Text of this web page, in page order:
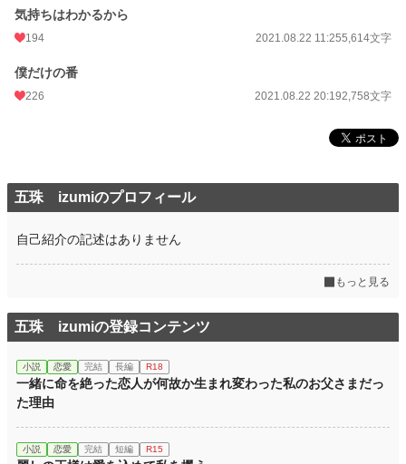
週間ポイント 892 pt (9,764 位)
月間ポイント
年間ポイント
累計ポイント
気持ちはわかるから
194 2021.08.22 11:255,614文字
僕だけの番
226 2021.08.22 20:192,758文字
五珠 izumiのプロフィール
自己紹介の記述はありません
もっと見る
五珠 izumiの登録コンテンツ
小説 恋愛 完結 長編 R18
一緒に命を絶った恋人が何故か生まれ変わった私のお父さまだっ
た理由
小説 恋愛 完結 短編 R15